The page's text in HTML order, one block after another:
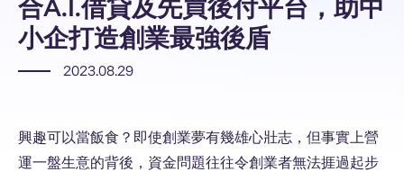
合A.I.借貸及先買後付平台，助中
小企打造創業最強後盾
2023.08.29
興趣可以當飯食？即使創業夢有幾雄心壯志，但事實上營
運一盤生意的背後，資金問題往往令創業者無法捱過起步